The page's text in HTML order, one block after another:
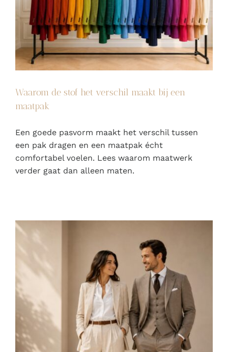
Waarom de stof het verschil maakt bij een
maatpak
Een goede pasvorm maakt het verschil tussen
een pak dragen en een maatpak écht
comfortabel voelen. Lees waarom maatwerk
verder gaat dan alleen maten.